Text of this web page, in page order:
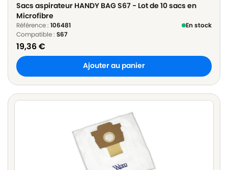
Sacs aspirateur HANDY BAG S67 - Lot de 10 sacs en
Microfibre
Référence : 106481
En stock
Compatible : S67
19,36€
Ajouter au panier